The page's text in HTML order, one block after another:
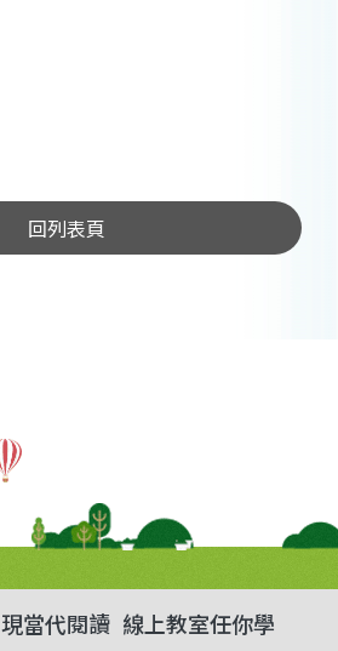
回列表頁
現當代閱讀 線上教室任你學